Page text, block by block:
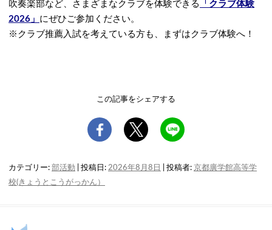
吹奏楽部など、さまざまなクラブを体験できる
「クラブ体験
2026」 にぜひご参加ください。
※クラブ推薦入試を考えている方も、まずはクラブ体験へ！
この記事をシェアする
カテゴリー: 部活動 | 投稿日: 2026年8月8日 投稿者: 京都廣学館高等学
校(きょうとこうがっかん）